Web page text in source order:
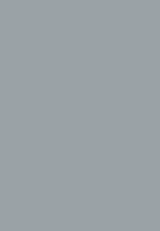
oder
oder
Daten im